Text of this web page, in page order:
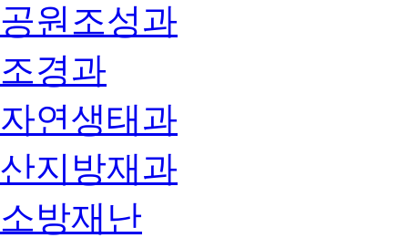
공원조성과
조경과
자연생태과
산지방재과
소방재난